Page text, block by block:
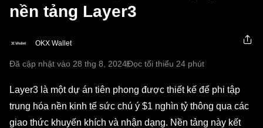
nền tảng Layer3
OKX Wallet
Đã cập nhật vào 28 thg 8, 2024Đọc tối thiểu 24 phút
Layer3 là một dự án tiên phong được thiết kế để phi tập
trung hóa nền kinh tế sức chú ý $1 nghìn tỷ thông qua các
giao thức khuyến khích và nhận dạng. Nền tảng này kết